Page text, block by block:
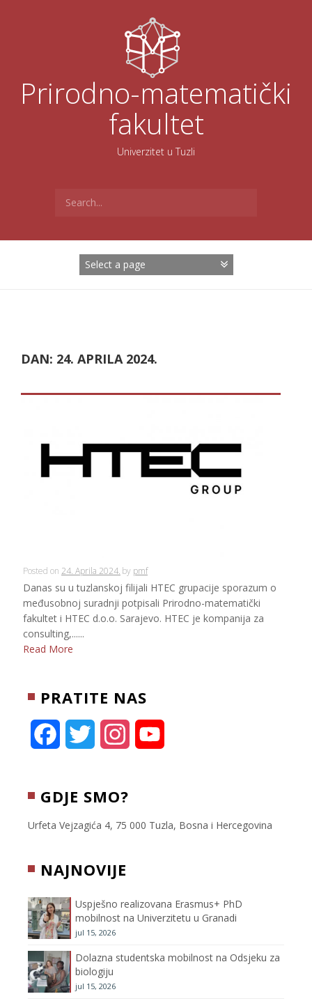
Prirodno-matematički
fakultet
Univerzitet u Tuzli
for:
DAN: 24. APRILA 2024.
Posted on 24. Aprila 2024. by pmf
Danas su u tuzlanskoj filijali HTEC grupacije sporazum o
međusobnoj suradnji potpisali Prirodno-matematički
fakultet i HTEC d.o.o. Sarajevo. HTEC je kompanija za
consulting,......
Read More
PRATITE NAS
c
e
o
o
k
i
t
e
r
t
r
T
e
GDJE SMO?
Urfeta Vejzagića 4, 75 000 Tuzla, Bosna i Hercegovina
NAJNOVIJE
Uspješno realizovana Erasmus+ PhD
mobilnost na Univerzitetu u Granadi
jul 15, 2026
Dolazna studentska mobilnost na Odsjeku za
biologiju
jul 15, 2026